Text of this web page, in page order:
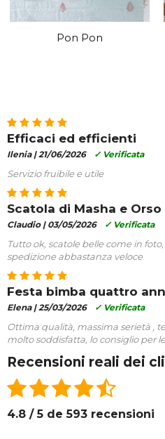
Pon Pon
Efficaci ed efficienti
Ilenia |21/06/2026 ✓ Verificata
Servizio fruibile e utile
Scatola di Masha e Orso
Claudio | 03/05/2026 ✓ Verificata
Tutto ok, scatole belle come in
spedizione abbastanza veloce
Festa bimba quattro
Elena |25/03/2026 ✓ Verificata
Ottima qualità, massima serietà ,
molto soddisfatta, lo consiglio per
Recensioni reali dei
4.8 / 5 de 593 recensioni